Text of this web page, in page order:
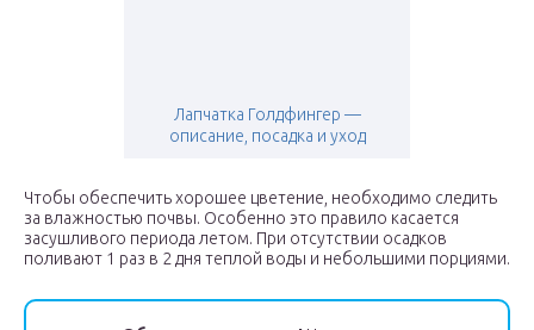
Лапчатка Голдфингер —
описание, посадка и уход
Чтобы обеспечить хорошее цветение, необходимо следить
за влажностью почвы. Особенно это правило касается
засушливого периода летом. При отсутствии осадков
поливают 1 раз в 2 дня теплой воды и небольшими порциями.